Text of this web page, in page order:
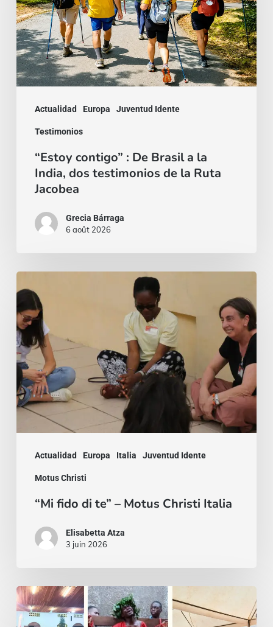
Actualidad Europa Juventud Idente
Testimonios
Brasil
a
la
India,
Ruta
Jacobea
“Estoy contigo” : De Brasil a la
India, dos testimonios de la Ruta
Jacobea
Grecia Bárraga
6 août 2026
Actualidad Europa Italia Juventud Idente
Motus Christi
fido
di
te”
–
Motus
Christi
Italia
“Mi fido di te” – Motus Christi Italia
Elisabetta Atza
3 juin 2026
Entre
Ritos